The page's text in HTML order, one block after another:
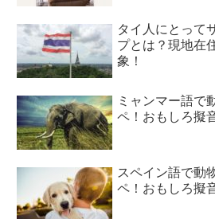
タイ人にとって
プとは？現地在
象！
ミャンマー語で
ペ！おもしろ擬
スペイン語で動
ペ！おもしろ擬